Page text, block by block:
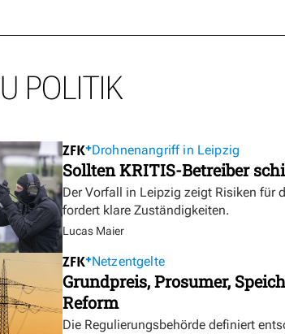
POLITIK
Drohnenangriff in Leipzig
Sollten KRITIS-Betreiber
Der Vorfall in Leipzig zeigt Risiken für
fordert klare Zuständigkeiten.
Lucas Maier
Netzentgelte
Grundpreis, Prosumer,
Reform
Die Regulierungsbehörde definiert